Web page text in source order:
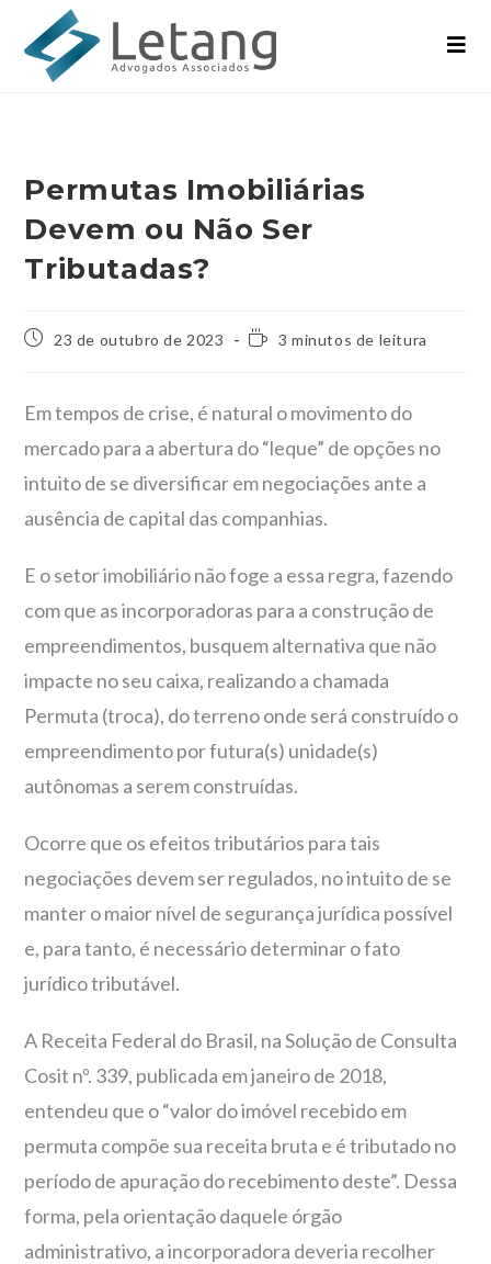
Permutas Imobiliárias
Devem ou Não Ser
Tributadas?
23 de outubro de 2023 3 minutos de leitura
Em tempos de crise, é natural o movimento do
mercado para a abertura do “leque” de opções no
intuito de se diversificar em negociações ante a
ausência de capital das companhias.
E o setor imobiliário não foge a essa regra, fazendo
com que as incorporadoras para a construção de
empreendimentos, busquem alternativa que não
impacte no seu caixa, realizando a chamada
Permuta (troca), do terreno onde será construído o
empreendimento por futura(s) unidade(s)
autônomas a serem construídas.
Ocorre que os efeitos tributários para tais
negociações devem ser regulados, no intuito de se
manter o maior nível de segurança jurídica possível
e, para tanto, é necessário determinar o fato
jurídico tributável.
A Receita Federal do Brasil, na Solução de Consulta
Cosit nº. 339, publicada em janeiro de 2018,
entendeu que o “valor do imóvel recebido em
permuta compõe sua receita bruta e é tributado no
período de apuração do recebimento deste”. Dessa
forma, pela orientação daquele órgão
administrativo, a incorporadora deveria recolher